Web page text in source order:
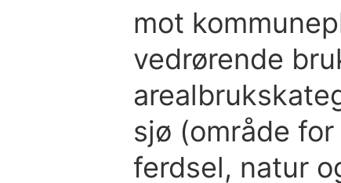
mot
vedrørende
sjø (område
ferdsel, natur